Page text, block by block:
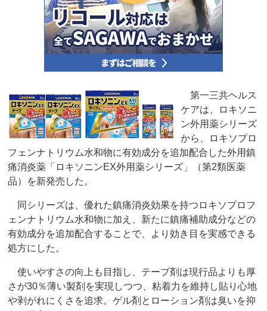
第一三共ヘルス
ケアは、ロキソニ
ン外用薬シリーズ
から、ロキソプロ
フェンナトリウム水和物に有効成分を追加配合した外用鎮
痛消炎薬「ロキソニンEX外用薬シリーズ」（第2類医薬
品）を新発売した。
同シリーズは、優れた鎮痛消炎効果を持つロキソプロフ
ェンナトリウム水和物に加え、新たに鎮痛補助成分などの
有効成分を追加配合することで、より効き目を実感できる
処方にした。
使いやすさの向上も目指し、テープ剤は現行品よりも厚
さが30％薄い製剤を実現しつつ、粘着力を維持し貼り心地
や剥がれにくさを追求。ゲル剤とローション剤は臭いを抑